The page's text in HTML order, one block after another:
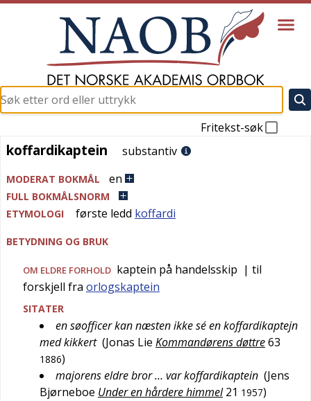
Fritekst-søk
koffardikaptein
koffardikaptein substantiv
MODERAT BOKMÅL en
FULL BOKMÅLSNORM
ETYMOLOGI
første ledd koffardi
BETYDNING OG BRUK
OM ELDRE FORHOLD kaptein på handelsskip | til
forskjell fra orlogskaptein
SITATER
en søofficer kan næsten ikke sé en koffardikaptejn
med kikkert (Jonas Lie Kommandørens døttre63
1886)
majorens eldre bror … var koffardikaptein (Jens
Bjørneboe Under en hårdere himmel 21 1957)